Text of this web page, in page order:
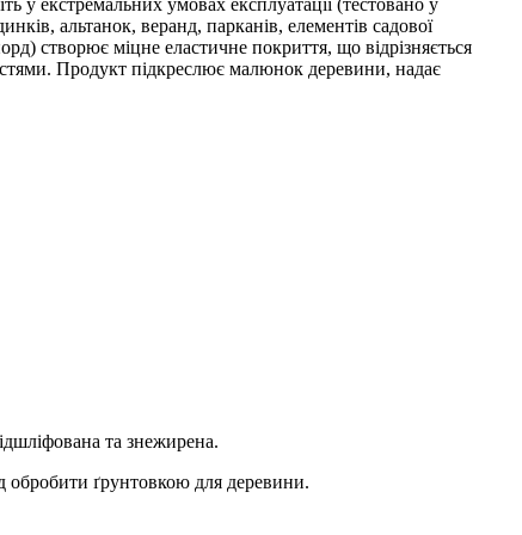
альтанок, веранд, парканів, елементів садової
створює міцне еластичне покриття, що відрізняється
Продукт підкреслює малюнок деревини, надає
та знежирена.
обробити ґрунтовкою для деревини.